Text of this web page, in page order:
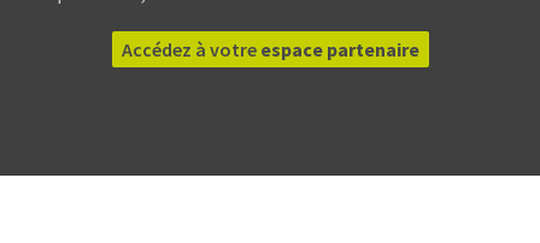
Accédez à votre espace partenaire